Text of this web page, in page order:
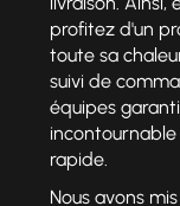
profitez d'un
toute sa
suivi de
équipes
rapide.
Nous avons